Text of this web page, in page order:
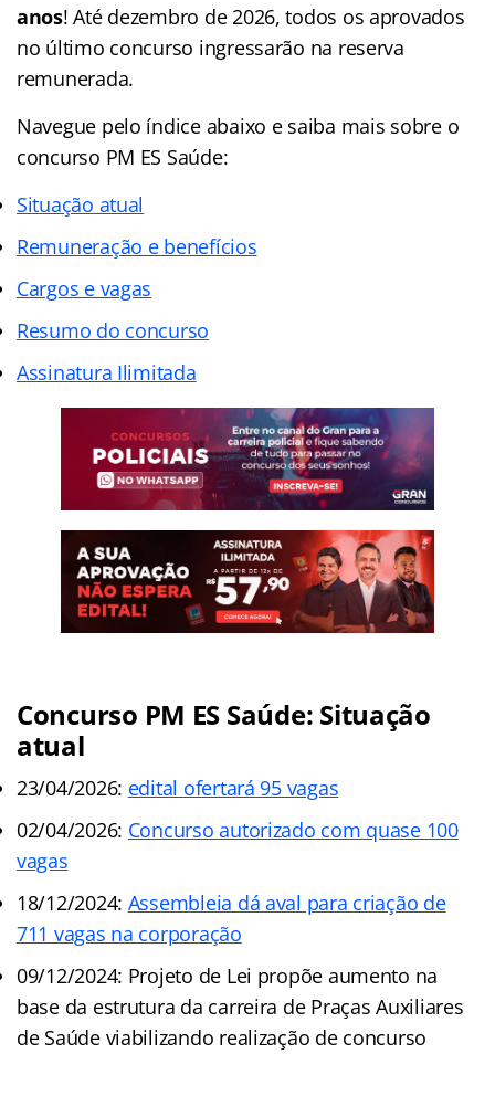
anos! Até dezembro de 2026, todos os aprovados
no último concurso ingressarão na reserva
remunerada.
Navegue pelo índice abaixo e saiba mais sobre o
concurso PM ES Saúde:
Situação atual
Remuneração e benefícios
Cargos e vagas
Resumo do concurso
Assinatura Ilimitada
Concurso PM ES Saúde: Situação
atual
23/04/2026: edital ofertará 95 vagas
02/04/2026: Concurso autorizado com quase 100
vagas
18/12/2024: Assembleia dá aval para criação de
711 vagas na corporação
09/12/2024: Projeto de Lei propõe aumento na
base da estrutura da carreira de Praças Auxiliares
de Saúde viabilizando realização de concurso